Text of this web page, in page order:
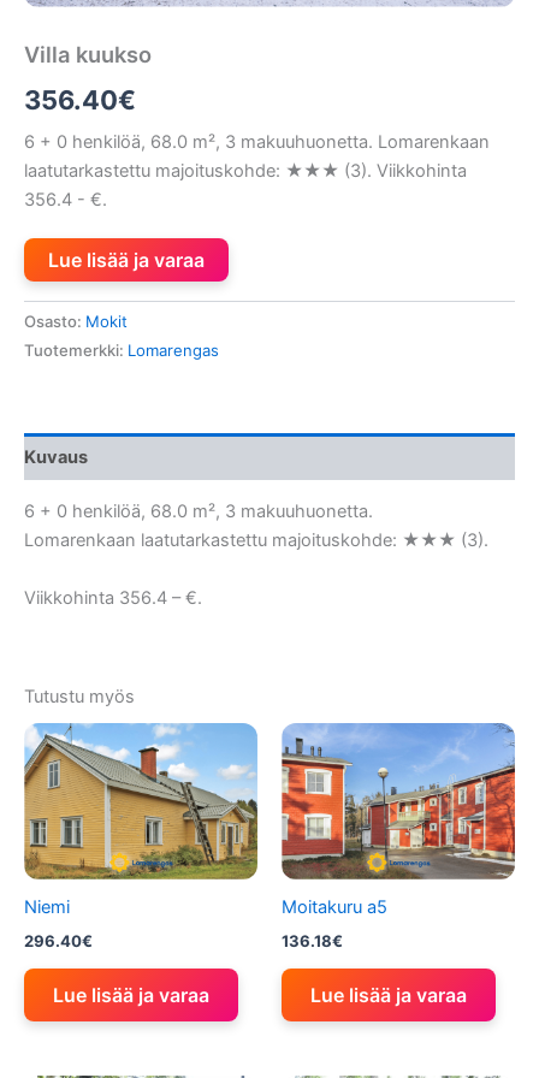
Villa kuukso
356.40€
6 + 0 henkilöä, 68.0 m², 3 makuuhuonetta. Lomarenkaan
laatutarkastettu majoituskohde: ★★★ (3). Viikkohinta
356.4 - €.
Lue lisää ja varaa
Osasto: Mokit
Tuotemerkki: Lomarengas
Kuvaus
6 + 0 henkilöä, 68.0 m², 3 makuuhuonetta.
Lomarenkaan laatutarkastettu majoituskohde: ★★★ (3).
Viikkohinta 356.4 – €.
Tutustu myös
Niemi
296.40€
Lue lisää ja varaa
Moitakuru a5
136.18€
Lue lisää ja varaa